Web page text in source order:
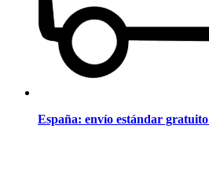
España: envío estándar gratuito